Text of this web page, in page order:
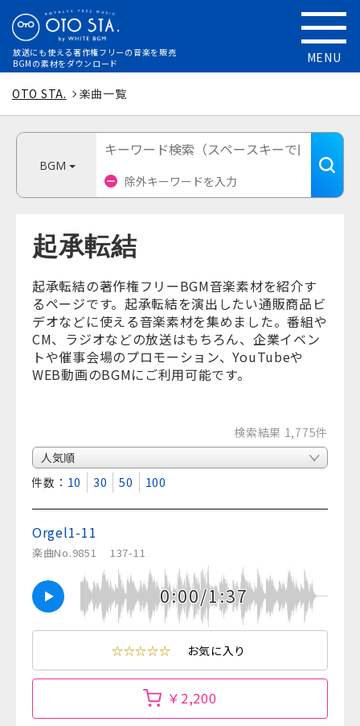
放送にも使える著作権フリーの音楽を販売
BGMの素材をダウンロード
MENU
OTO STA. 楽曲一覧
BGM
起承転結
起承転結の著作権フリーBGM音楽素材を紹介す
るページです。起承転結を演出したい通販商品ビ
デオなどに使える音楽素材を集めました。番組や
CM、ラジオなどの放送はもちろん、企業イベン
トや催事会場のプロモーション、YouTubeや
WEB動画のBGMにご利用可能です。
検索結果 1,775件
表示件数： 10 30 50 100
Orgel1-11
楽曲No.9851 137-11
0:00/1:37
☆☆☆☆☆ お気に入り
￥2,200